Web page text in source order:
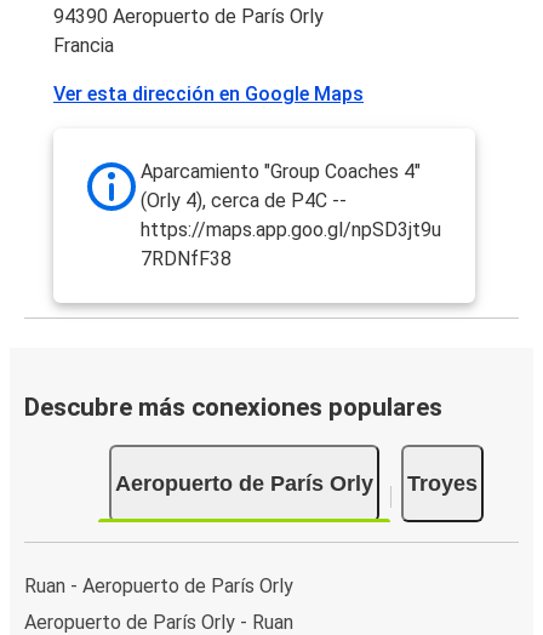
94390 Aeropuerto de París Orly
Francia
Ver esta dirección en Google Maps
Aparcamiento "Group Coaches 4"
(Orly 4), cerca de P4C --
https://maps.app.goo.gl/npSD3jt9u
7RDNfF38
Descubre más conexiones populares
Aeropuerto de París Orly Troyes
Ruan - Aeropuerto de París Orly
Aeropuerto de París Orly - Ruan